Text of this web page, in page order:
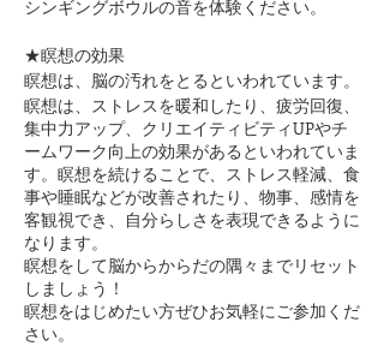
シンギングボウルの音を体験ください。
★瞑想の効果
瞑想は、脳の汚れをとるといわれています。
瞑想は、ストレスを暖和したり、疲労回復、
集中力アップ、クリエイティビティUPやチ
ームワーク向上の効果があるといわれていま
す。瞑想を続けることで、ストレス軽減、食
事や睡眠などが改善されたり、物事、感情を
客観視でき、自分らしさを表現できるように
なります。
瞑想をして脳からからだの隅々までリセット
しましょう！
瞑想をはじめたい方ぜひお気軽にご参加くだ
さい。